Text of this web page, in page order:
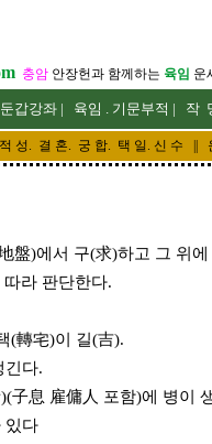
충암 안장헌과 함께하는 육임 운
갑강좌 | 육임 . 기문부적 | 작
성. 결 혼. 궁 합. 택 일. 신 수
)에서 구(求)하고 그 위
라 판단한다.
(轉宅)이 길(吉).
다.
息 雇傭人 포함)에 병이
있다